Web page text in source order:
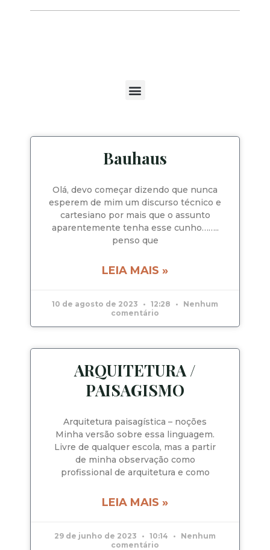
Bauhaus
Olá, devo começar dizendo que nunca
esperem de mim um discurso técnico e
cartesiano por mais que o assunto
aparentemente tenha esse cunho……..
penso que
LEIA MAIS »
10 de agosto de 2023 12:28
Nenhum
comentário
ARQUITETURA /
PAISAGISMO
Arquitetura paisagística – noções
Minha versão sobre essa linguagem.
Livre de qualquer escola, mas a partir
de minha observação como
profissional de arquitetura e como
LEIA MAIS »
29 de junho de 2023 10:14
Nenhum
comentário